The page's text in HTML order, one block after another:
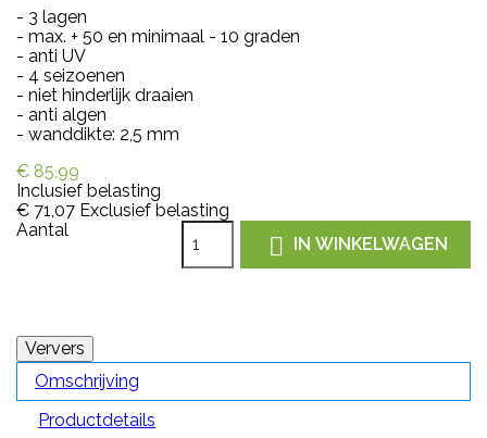
- 3 lagen
- max. + 50 en minimaal - 10 graden
- anti UV
- 4 seizoenen
- niet hinderlijk draaien
- anti algen
- wanddikte: 2,5 mm
€ 85,99
Inclusief belasting
€ 71,07 Exclusief belasting
Aantal
 IN WINKELWAGEN
Omschrijving
Productdetails